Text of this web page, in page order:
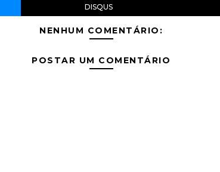
DISQUS
NENHUM COMENTÁRIO:
POSTAR UM COMENTÁRIO